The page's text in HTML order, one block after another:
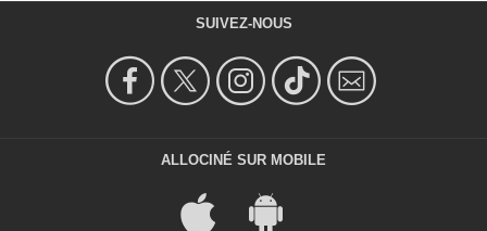
SUIVEZ-NOUS
ALLOCINÉ SUR MOBILE